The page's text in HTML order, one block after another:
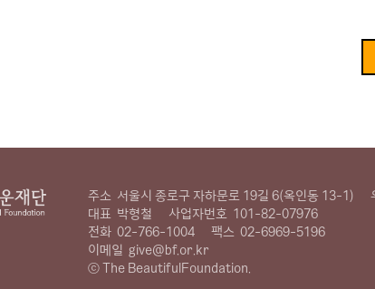
주소 서울시 종로구 자하문로 19길 6(옥인동 13-1)
대표 박형철 사업자번호 101-82-07976
전화 02-766-1004 팩스 02-6969-5196
이메일 give@bf.or.kr
ⓒ The BeautifulFoundation.